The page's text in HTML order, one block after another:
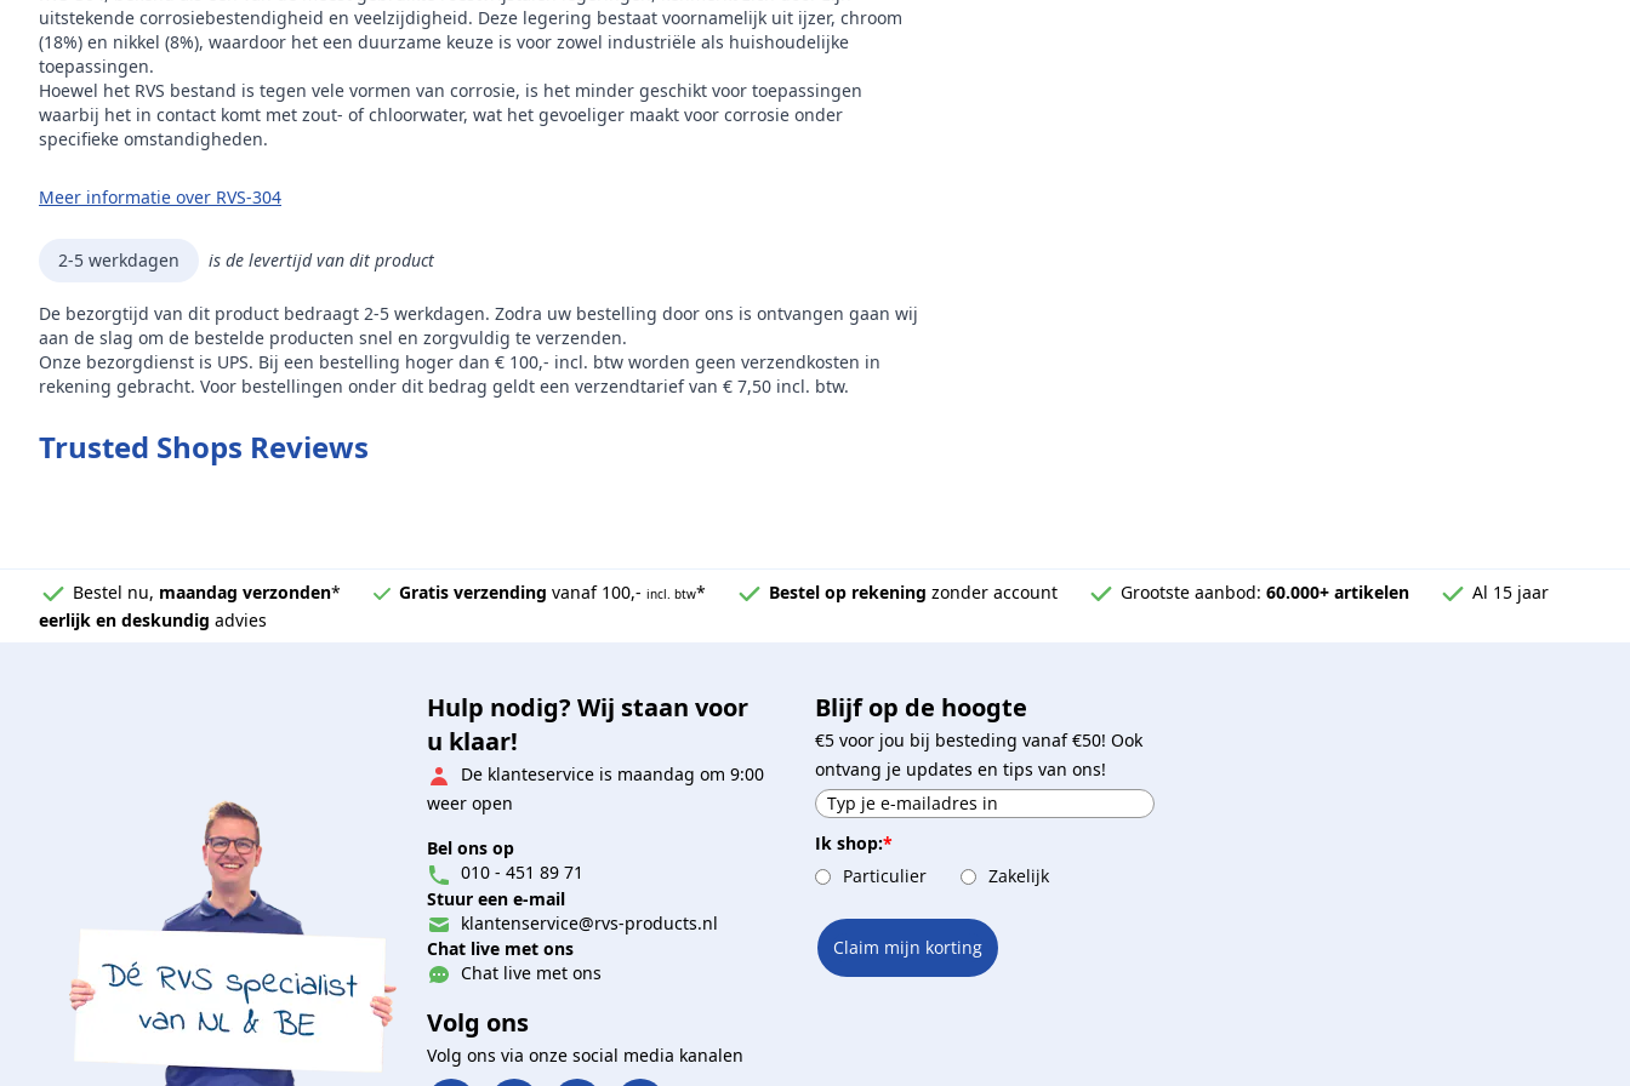
Hoogte 50 mm
Merk
uitstekende corrosiebestendigheid en veelzijdigheid. Deze legering bestaat voornamelijk uit ijzer, chroom
(18%) en nikkel (8%), waardoor het een duurzame keuze is voor zowel industriële als huishoudelijke
toepassingen.
Hoewel het RVS bestand is tegen vele vormen van corrosie, is het minder geschikt voor toepassingen
waarbij het in contact komt met zout- of chloorwater, wat het gevoeliger maakt voor corrosie onder
specifieke omstandigheden.
Meer informatie over RVS-304
2-5 werkdagen is de levertijd van dit product
De bezorgtijd van dit product bedraagt 2-5 werkdagen. Zodra uw bestelling door ons is ontvangen gaan wij
aan de slag om de bestelde producten snel en zorgvuldig te verzenden.
Onze bezorgdienst is UPS. Bij een bestelling hoger dan € 100,- incl. btw worden geen verzendkosten in
rekening gebracht. Voor bestellingen onder dit bedrag geldt een verzendtarief van € 7,50 incl. btw.
Trusted Shops Reviews
Bestel nu, maandag verzonden* Gratis verzending vanaf 100,- incl. btw* Bestel op rekening zonder account Grootste aanbod: 60.000+ artikelen
Al 15 jaar
eerlijk en deskundig advies
Hulp nodig? Wij staan voor
u klaar!
De klanteservice is maandag om 9:00
weer open
Bel ons op
010 - 451 89 71
Stuur een e-mail
klantenservice@rvs-products.nl
Chat live met ons
Chat live met ons
Volg ons
Volg ons via onze social media kanalen
Blijf op de hoogte
€5 voor jou bij besteding vanaf €50! Ook
ontvang je updates en tips van ons!
Ik shop:*
Particulier
Zakelijk
Claim mijn korting